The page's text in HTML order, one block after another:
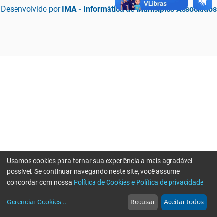
Desenvolvido por IMA - Informática de Municípios Associados
web
Notícias
more_horiz
Mais
Usamos cookies para tornar sua experiência a mais agradável
possível. Se continuar navegando neste site, você assume
concordar com nossa Política de Cookies e Política de privacidade
Gerenciar Cookies... Recusar Aceitar todos
Erro ao enviar informações, por favor tente novamente